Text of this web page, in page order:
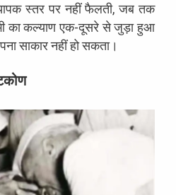
स्तर पर नहीं फैलती, जब तक
का कल्याण एक-दूसरे से जुड़ा हुआ
साकार नहीं हो सकता।